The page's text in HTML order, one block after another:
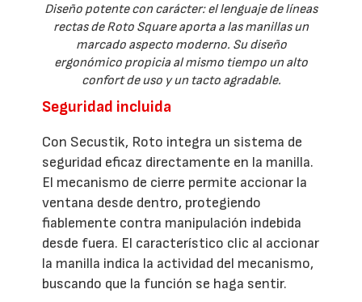
Diseño potente con carácter: el lenguaje de líneas
rectas de Roto Square aporta a las manillas un
marcado aspecto moderno. Su diseño
ergonómico propicia al mismo tiempo un alto
confort de uso y un tacto agradable.
Seguridad incluida
Con Secustik, Roto integra un sistema de
seguridad eficaz directamente en la manilla.
El mecanismo de cierre permite accionar la
ventana desde dentro, protegiendo
fiablemente contra manipulación indebida
desde fuera. El característico clic al accionar
la manilla indica la actividad del mecanismo,
buscando que la función se haga sentir.